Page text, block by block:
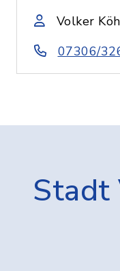
Volker
07306/
Stadt